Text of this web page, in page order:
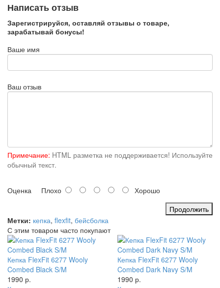
Написать отзыв
Зарегистрируйся, оставляй отзывы о товаре,
зарабатывай бонусы!
Ваше имя
Ваш отзыв
Примечание: HTML разметка не поддерживается! Используйте
обычный текст.
Оценка Плохо
Хорошо
Продолжить
Метки: кепка, flexfit, бейсболка
С этим товаром часто покупают
Кепка FlexFit 6277 Wooly
Combed Black S/M
1990 р.
Кепка FlexFit 6277 Wooly
Combed Dark Navy S/M
1990 р.